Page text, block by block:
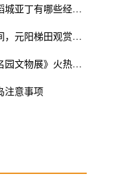
稻城有多美？成都至稻城亚丁有哪些经典线路？
元阳梯田最佳旅游时间，元阳梯田观赏指南
《园说——北京古典名园文物展》火热展览中。皇家瓷器竟也是少女粉ins风？错过这次展览遗憾终生
注意事项